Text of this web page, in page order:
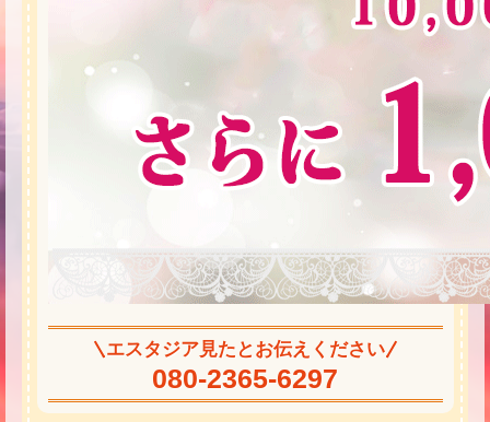
エスタジア見たとお伝えください
080-2365-6297